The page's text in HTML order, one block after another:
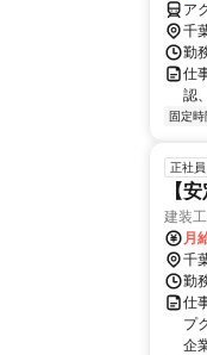
千
勤
仕
認
固定時
正社員
【
建装
月
千
勤
仕
プ
企